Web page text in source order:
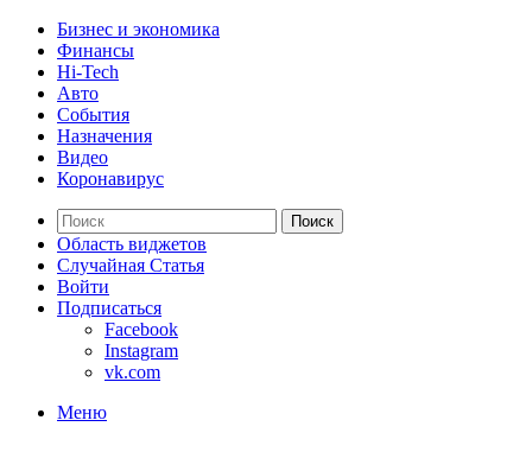
Бизнес и экономика
Финансы
Hi-Tech
Авто
События
Назначения
Видео
Коронавирус
Поиск
Область виджетов
Случайная Статья
Войти
Подписаться
Facebook
Instagram
vk.com
Меню